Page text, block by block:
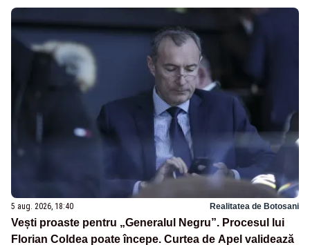
5 aug. 2026, 18:40 Realitatea de Botosani
Vești proaste pentru „Generalul Negru”. Procesul lui
Florian Coldea poate începe. Curtea de Apel validează